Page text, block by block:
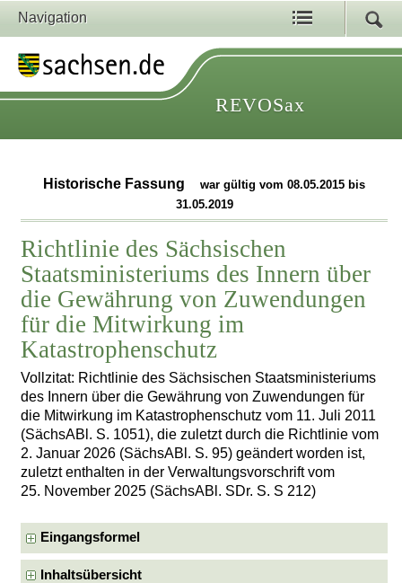
Navigation
REVOSax
Historische Fassung
war gültig vom 08.05.2015 bis
31.05.2019
Richtlinie des Sächsischen
Staatsministeriums des Innern über
die Gewährung von Zuwendungen
für die Mitwirkung im
Katastrophenschutz
Vollzitat: Richtlinie des Sächsischen Staatsministeriums
des Innern über die Gewährung von Zuwendungen für
die Mitwirkung im Katastrophenschutz vom 11. Juli 2011
(SächsABl. S. 1051), die zuletzt durch die Richtlinie vom
2. Januar 2026 (SächsABl. S. 95) geändert worden ist,
zuletzt enthalten in der Verwaltungsvorschrift vom
25. November 2025 (SächsABl. SDr. S. S 212)
Eingangsformel
Inhaltsübersicht